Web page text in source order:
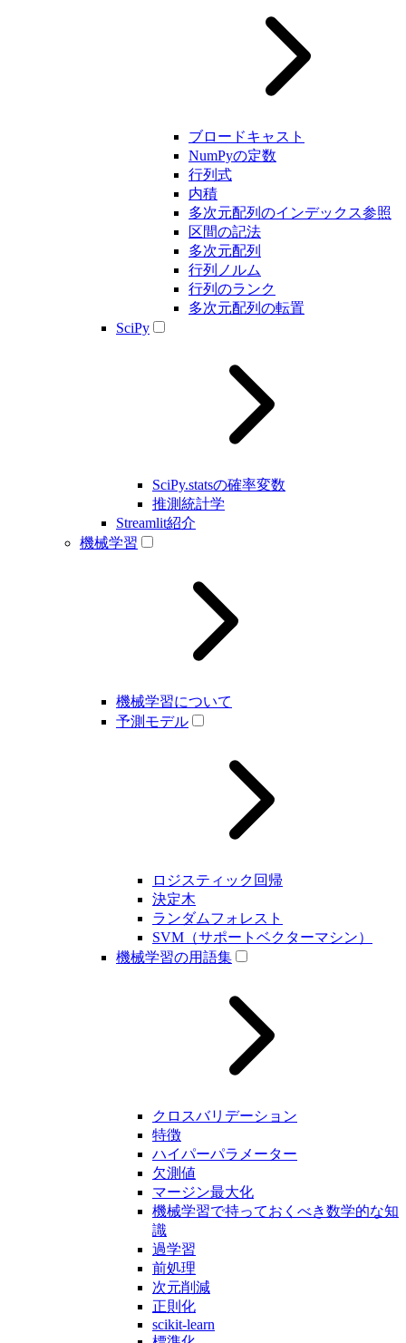
ブロードキャスト
NumPyの定数
行列式
内積
多次元配列のインデックス参照
区間の記法
多次元配列
行列ノルム
行列のランク
多次元配列の転置
SciPy
SciPy.statsの確率変数
推測統計学
Streamlit紹介
機械学習
機械学習について
予測モデル
ロジスティック回帰
決定木
ランダムフォレスト
SVM（サポートベクターマシン）
機械学習の用語集
クロスバリデーション
特徴
ハイパーパラメーター
欠測値
マージン最大化
機械学習で持っておくべき数学的な知
識
過学習
前処理
次元削減
正則化
scikit-learn